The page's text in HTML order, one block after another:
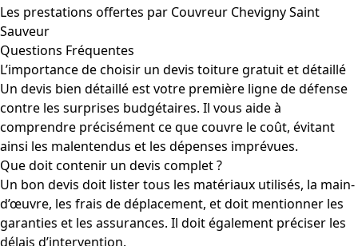
Les prestations offertes par Couvreur Chevigny Saint
Sauveur
Questions Fréquentes
L’importance de choisir un devis toiture gratuit et détaillé
Un devis bien détaillé est votre première ligne de défense
contre les surprises budgétaires. Il vous aide à
comprendre précisément ce que couvre le coût, évitant
ainsi les malentendus et les dépenses imprévues.
Que doit contenir un devis complet ?
Un bon devis doit lister tous les matériaux utilisés, la main-
d’œuvre, les frais de déplacement, et doit mentionner les
garanties et les assurances. Il doit également préciser les
délais d’intervention.